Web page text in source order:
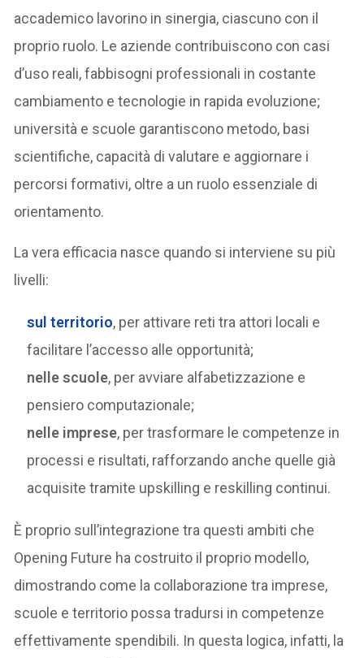
accademico lavorino in sinergia, ciascuno con il
proprio ruolo. Le aziende contribuiscono con casi
d’uso reali, fabbisogni professionali in costante
cambiamento e tecnologie in rapida evoluzione;
università e scuole garantiscono metodo, basi
scientifiche, capacità di valutare e aggiornare i
percorsi formativi, oltre a un ruolo essenziale di
orientamento.
La vera efficacia nasce quando si interviene su più
livelli:
sul territorio, per attivare reti tra attori locali e
facilitare l’accesso alle opportunità;
nelle scuole, per avviare alfabetizzazione e
pensiero computazionale;
nelle imprese, per trasformare le competenze in
processi e risultati, rafforzando anche quelle già
acquisite tramite upskilling e reskilling continui.
È proprio sull’integrazione tra questi ambiti che
Opening Future ha costruito il proprio modello,
dimostrando come la collaborazione tra imprese,
scuole e territorio possa tradursi in competenze
effettivamente spendibili. In questa logica, infatti, la